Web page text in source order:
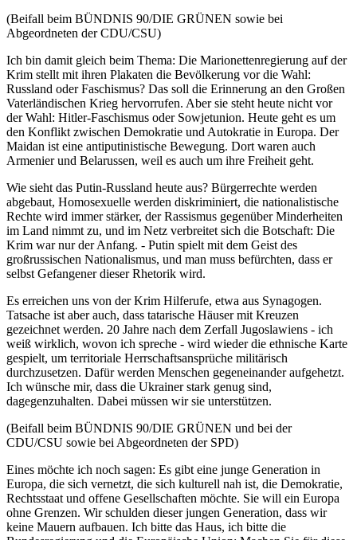
(Beifall beim BÜNDNIS 90/DIE GRÜNEN sowie bei
Abgeordneten der CDU/CSU)
Ich bin damit gleich beim Thema: Die Marionettenregierung auf der
Krim stellt mit ihren Plakaten die Bevölkerung vor die Wahl:
Russland oder Faschismus? Das soll die Erinnerung an den Großen
Vaterländischen Krieg hervorrufen. Aber sie steht heute nicht vor
der Wahl: Hitler-Faschismus oder Sowjetunion. Heute geht es um
den Konflikt zwischen Demokratie und Autokratie in Europa. Der
Maidan ist eine antiputinistische Bewegung. Dort waren auch
Armenier und Belarussen, weil es auch um ihre Freiheit geht.
Wie sieht das Putin-Russland heute aus? Bürgerrechte werden
abgebaut, Homosexuelle werden diskriminiert, die nationalistische
Rechte wird immer stärker, der Rassismus gegenüber Minderheiten
im Land nimmt zu, und im Netz verbreitet sich die Botschaft: Die
Krim war nur der Anfang. - Putin spielt mit dem Geist des
großrussischen Nationalismus, und man muss befürchten, dass er
selbst Gefangener dieser Rhetorik wird.
Es erreichen uns von der Krim Hilferufe, etwa aus Synagogen.
Tatsache ist aber auch, dass tatarische Häuser mit Kreuzen
gezeichnet werden. 20 Jahre nach dem Zerfall Jugoslawiens - ich
weiß wirklich, wovon ich spreche - wird wieder die ethnische Karte
gespielt, um territoriale Herrschaftsansprüche militärisch
durchzusetzen. Dafür werden Menschen gegeneinander aufgehetzt.
Ich wünsche mir, dass die Ukrainer stark genug sind,
dagegenzuhalten. Dabei müssen wir sie unterstützen.
(Beifall beim BÜNDNIS 90/DIE GRÜNEN und bei der
CDU/CSU sowie bei Abgeordneten der SPD)
Eines möchte ich noch sagen: Es gibt eine junge Generation in
Europa, die sich vernetzt, die sich kulturell nah ist, die Demokratie,
Rechtsstaat und offene Gesellschaften möchte. Sie will ein Europa
ohne Grenzen. Wir schulden dieser jungen Generation, dass wir
keine Mauern aufbauen. Ich bitte das Haus, ich bitte die